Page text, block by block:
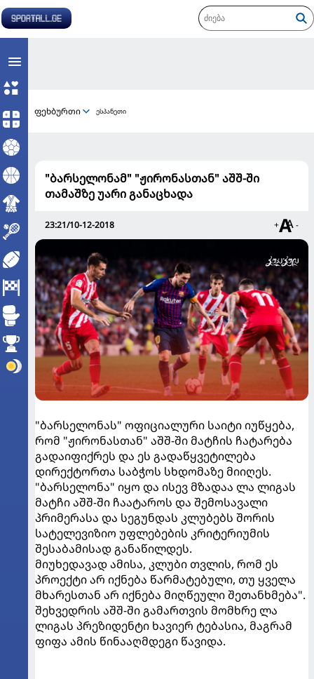
ფეხბურთი ესპანეთი
"ბარსელონამ" "ჟირონასთან" აშშ-ში
თამაშზე უარი განაცხადა
23:21/10-12-2018 + -
"ბარსელონას" ოფიციალური საიტი იუწყება,
რომ "ჟირონასთან" აშშ-ში მატჩის ჩატარება
გადაიფიქრეს და ეს გადაწყვეტილება
დირექტორთა საბჭოს სხდომაზე მიიღეს.
"ბარსელონა" იყო და ისევ მზადაა ლა ლიგას
მატჩი აშშ-ში ჩაატაროს და შემოსავალი
პრიმერასა და სეგუნდას კლუბებს შორის
სატელევიზიო უფლებების კრიტერიუმის
შესაბამისად განაწილდეს.
მიუხედავად ამისა, კლუბი თვლის, რომ ეს
პროექტი არ იქნება წარმატებული, თუ ყველა
მხარესთან არ იქნება მიღწეული შეთანხმება".
შეხვედრის აშშ-ში გამართვის მომხრე ლა
ლიგას პრეზიდენტი ხავიერ ტებასია, მაგრამ
ფიფა ამის წინააღმდეგი წავიდა.